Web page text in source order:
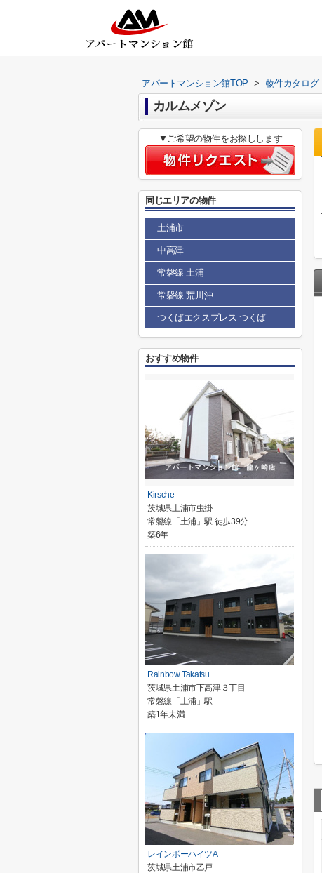
アパートマンション館TOP > 物件カタログ
カルムメゾン
▼ご希望の物件をお探しします
同じエリアの物件
土浦市
中高津
常磐線 土浦
常磐線 荒川沖
つくばエクスプレス つくば
おすすめ物件
Kirsche
茨城県土浦市虫掛
常磐線「土浦」駅 徒歩39分
築6年
Rainbow Takatsu
茨城県土浦市下高津３丁目
常磐線「土浦」駅
築1年未満
レインボーハイツA
茨城県土浦市乙戸